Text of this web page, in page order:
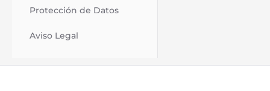
Protección de Datos
Aviso Legal